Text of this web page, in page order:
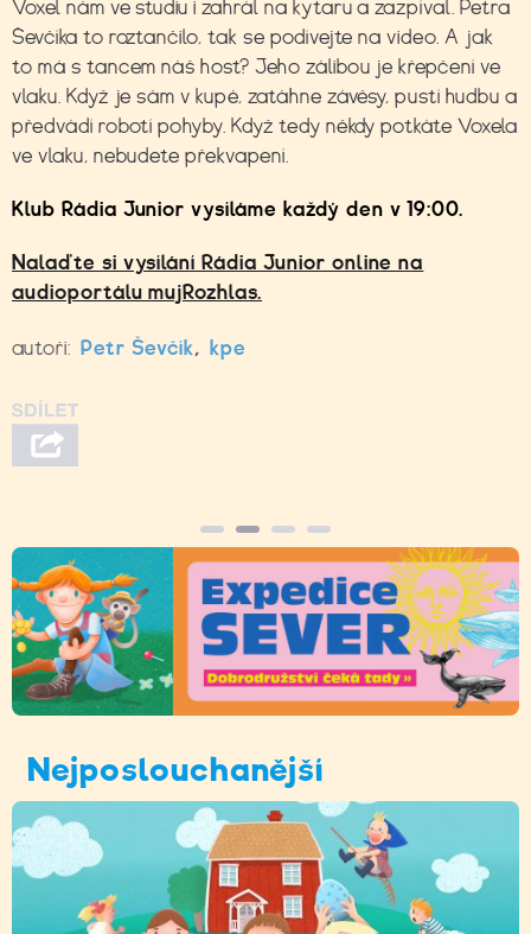
Voxel nám ve studiu i zahrál na kytaru a zazpíval. Petra
Ševčíka to roztančilo, tak se podívejte na video. A jak
to má s tancem náš host? Jeho zálibou je křepčení ve
vlaku. Když je sám v kupé, zatáhne závěsy, pustí hudbu a
předvádí robotí pohyby. Když tedy někdy potkáte Voxela
ve vlaku, nebudete překvapení.
Klub Rádia Junior vysíláme každý den v 19:00.
Nalaďte si vysílání Rádia Junior online na
audioportálu mujRozhlas.
autoři: Petr Ševčík, kpe
Nejposlouchanější